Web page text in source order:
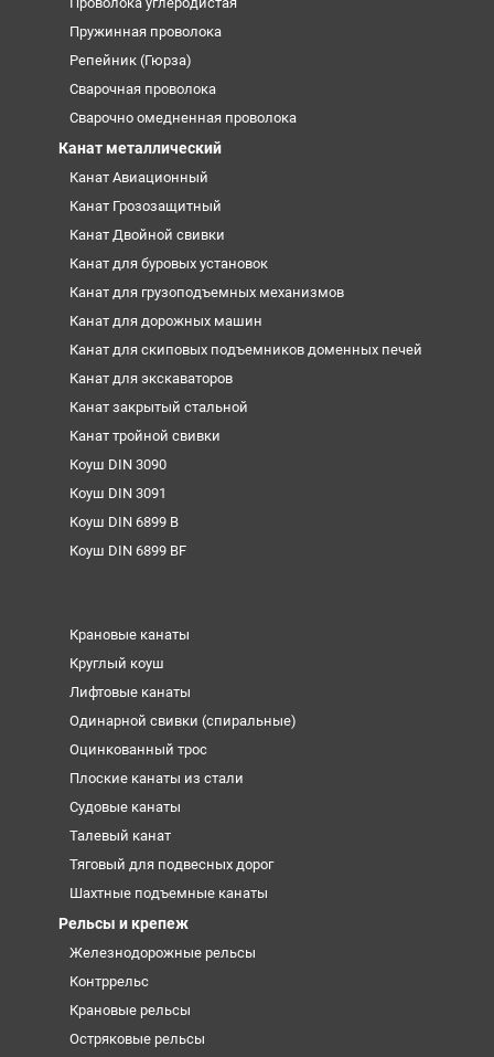
Пружинная проволока
Репейник (Гюрза)
Сварочная проволока
Сварочно омедненная проволока
Канат металлический
Канат Авиационный
Канат Грозозащитный
Канат Двойной свивки
Канат для буровых установок
Канат для грузоподъемных механизмов
Канат для дорожных машин
Канат для скиповых подъемников доменных печей
Канат для экскаваторов
Канат закрытый стальной
Канат тройной свивки
Коуш DIN 3090
Коуш DIN 3091
Коуш DIN 6899 B
Коуш DIN 6899 BF
Крановые канаты
Круглый коуш
Лифтовые канаты
Одинарной свивки (спиральные)
Оцинкованный трос
Плоские канаты из стали
Судовые канаты
Талевый канат
Тяговый для подвесных дорог
Шахтные подъемные канаты
Рельсы и крепеж
Железнодорожные рельсы
Контррельс
Крановые рельсы
Остряковые рельсы